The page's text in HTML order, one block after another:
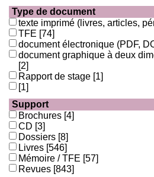
Type de document
texte imprimé (livres, articles,
TFE [74]
document électronique (PDF,
document graphique à deux
[2]
Rapport de stage [1]
[1]
Support
Brochures [4]
CD [3]
Dossiers [8]
Livres [546]
Mémoire / TFE [57]
Revues [843]